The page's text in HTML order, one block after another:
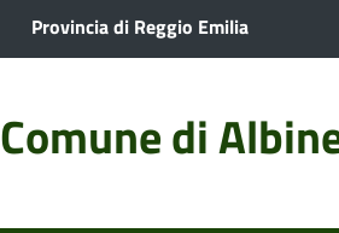
Provincia di Reggio Emilia
Comune di